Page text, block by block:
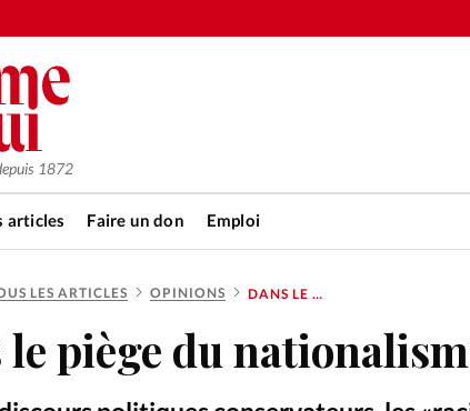
1872
articles Faire un don Emploi
chrétienne
LES ARTICLES OPINIONS DANS LE PIÈGE DU NATIONALISME CHRÉTIEN
le piège du